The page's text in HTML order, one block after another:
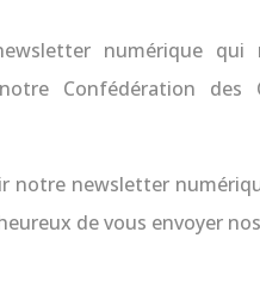
numérique qui
Confédération des
notre newsletter
de vous envoyer